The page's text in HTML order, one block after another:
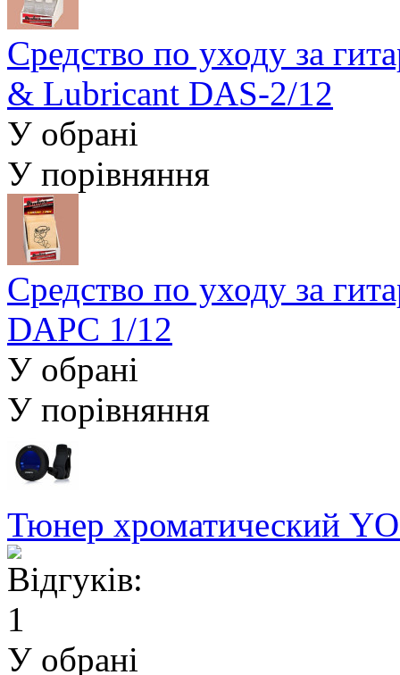
Средство по уходу за
& Lubricant DAS-2/12
У обрані
У порівняння
Средство по уходу за
DAPC 1/12
У обрані
У порівняння
Тюнер хроматический
У обрані